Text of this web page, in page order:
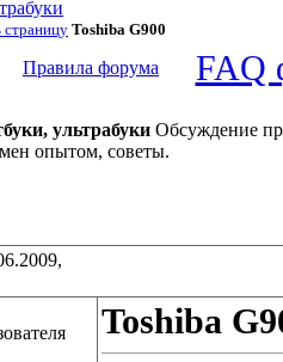
Toshiba G900
Правила форума FAQ
ультрабуки Обсуждение
опытом, советы.
Toshiba